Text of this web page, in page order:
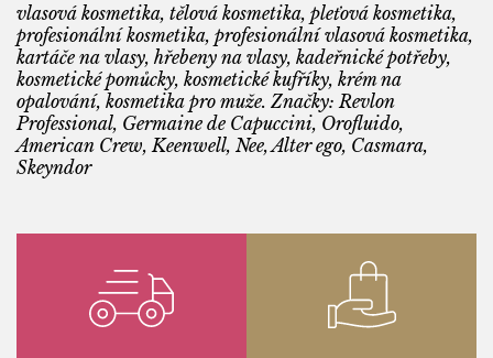
vlasová kosmetika, tělová kosmetika, pleťová kosmetika,
profesionální kosmetika, profesionální vlasová kosmetika,
kartáče na vlasy, hřebeny na vlasy, kadeřnické potřeby,
kosmetické pomůcky, kosmetické kufříky, krém na
opalování, kosmetika pro muže. Značky: Revlon
Professional, Germaine de Capuccini, Orofluido,
American Crew, Keenwell, Nee, Alter ego, Casmara,
Skeyndor